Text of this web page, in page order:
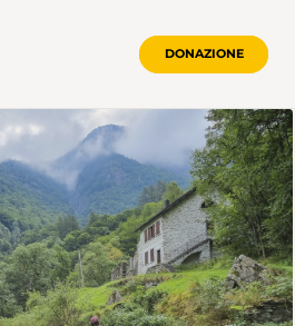
DONAZIONE